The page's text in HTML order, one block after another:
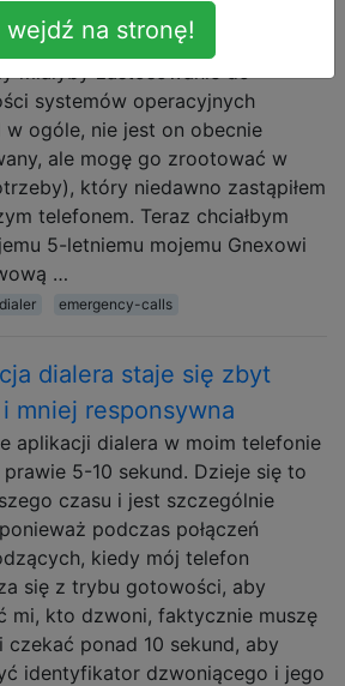
Nexus (działający w wersji
ma to znaczenie, ale zakładam,
systemów operacyjnych
w ogóle, nie jest on obecnie
ale mogę go zrootować w
który niedawno zastąpiłem
telefonem. Teraz chciałbym
5-letniemu mojemu Gnexowi
…
dialer emergency-calls
dialera staje się zbyt
mniej responsywna
aplikacji dialera w moim telefonie
prawie 5-10 sekund. Dzieje się to
czasu i jest szczególnie
podczas połączeń
kiedy mój telefon
się z trybu gotowości, aby
mi, kto dzwoni, faktycznie muszę
czekać ponad 10 sekund, aby
identyfikator dzwoniącego i jego
wejdź na stronę!